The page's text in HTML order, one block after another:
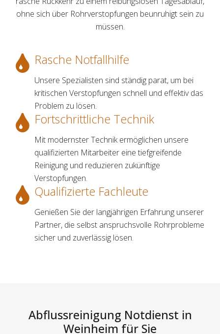
ohne sich über Rohrverstopfungen beunruhigt sein zu
müssen.
Rasche Notfallhilfe
Unsere Spezialisten sind ständig parat, um bei
kritischen Verstopfungen schnell und effektiv das
Problem zu lösen.
Fortschrittliche Technik
Mit modernster Technik ermöglichen unsere
qualifizierten Mitarbeiter eine tiefgreifende
Reinigung und reduzieren zukünftige
Verstopfungen.
Qualifizierte Fachleute
Genießen Sie der langjährigen Erfahrung unserer
Partner, die selbst anspruchsvolle Rohrprobleme
sicher und zuverlässig lösen.
Abflussreinigung Notdienst in
Weinheim für Sie